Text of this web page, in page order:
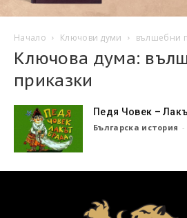
Начало Ключови думи вълшебни
Ключова дума:
приказки
Педя Човек –
Българска история -